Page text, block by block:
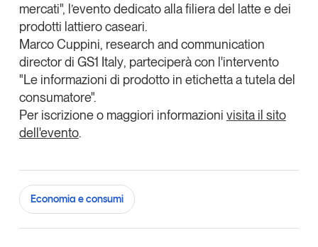
Comunicati stampa
Video
Podcast
Eventi e formazione
Tutti gli appuntamenti
Contatti
Tendenze Journal
mercati", l’evento dedicato alla filiera del latte e dei
prodotti lattiero caseari.
Marco Cuppini, research and communication
director di GS1 Italy, parteciperà con l'intervento
"Le informazioni di prodotto in etichetta a tutela del
consumatore".
Per iscrizione o maggiori informazioni visita il sito
dell'evento.
Economia e consumi